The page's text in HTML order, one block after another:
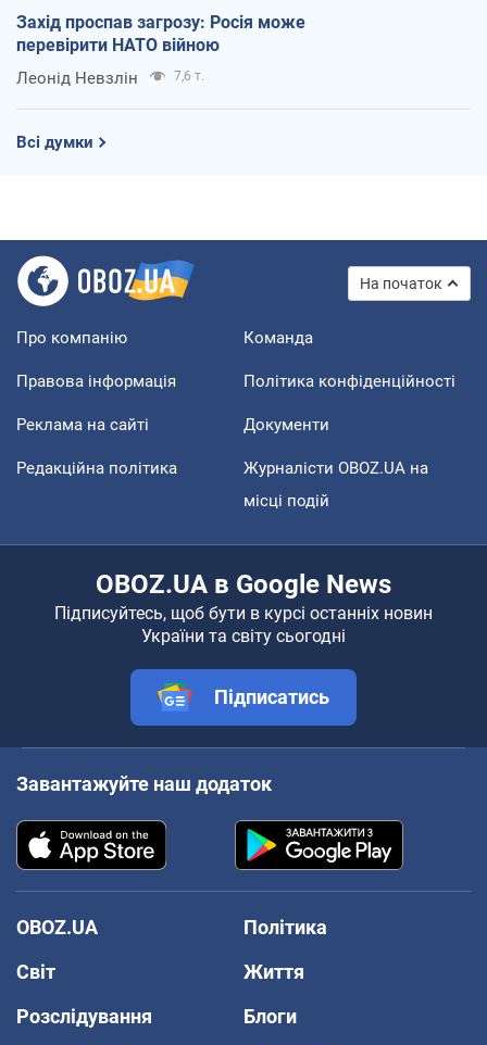
Захід проспав загрозу: Росія може
перевірити НАТО війною
Леонід Невзлін 7,6 т.
Всі думки
На початок
Про компанію Команда
Правова інформація Політика конфіденційності
Реклама на сайті Документи
Редакційна політика
Журналісти OBOZ.UA на
місці подій
OBOZ.UA в Google News
Підписуйтесь, щоб бути в курсі останніх новин
України та світу сьогодні
Підписатись
Завантажуйте наш додаток
OBOZ.UA
Політика
Світ
Життя
Розслідування
Блоги